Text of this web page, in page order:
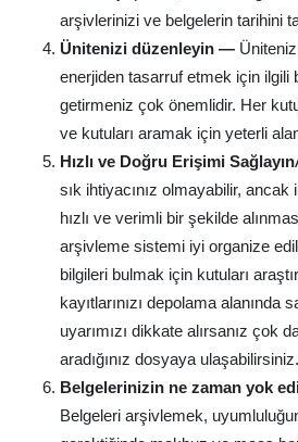
arşivlerinizi ve belgelerin tarihini
Ünitenizi düzenleyin —
enerjiden tasarruf etmek için ilgili
getirmeniz çok önemlidir. Her
ve kutuları aramak için yeterli
Hızlı ve Doğru Erişimi Sağlayın
sık ihtiyacınız olmayabilir,
hızlı ve verimli bir şekilde
arşivleme sistemi iyi organize
bilgileri bulmak için kutuları
kayıtlarınızı depolama alanında
uyarımızı dikkate alırsanız çok
aradığınız dosyaya ulaşabilirsiniz.
Belgelerinizin ne zaman yok
Belgeleri arşivlemek,